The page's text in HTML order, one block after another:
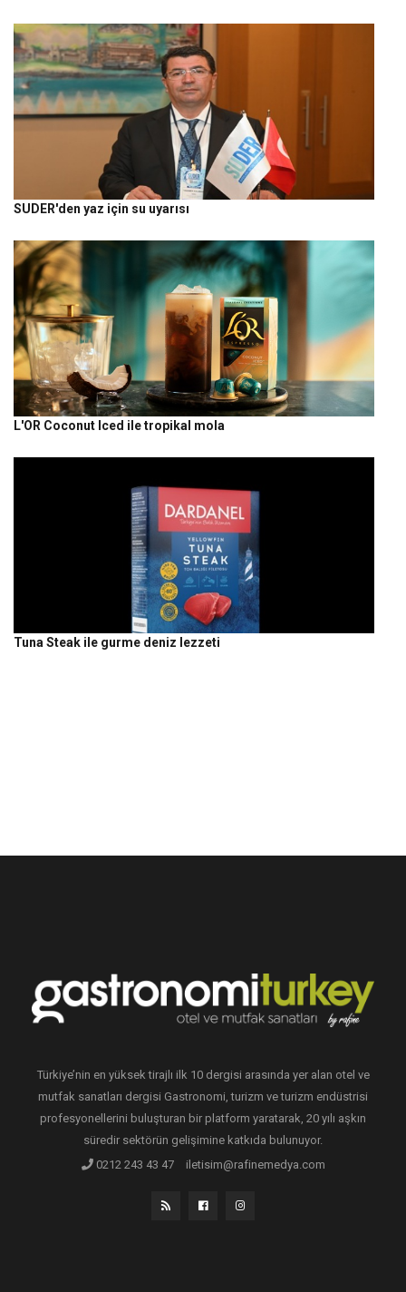
SUDER'den yaz için su uyarısı
L'OR Coconut Iced ile tropikal mola
Tuna Steak ile gurme deniz lezzeti
Türkiye’nin en yüksek tirajlı ilk 10 dergisi arasında yer alan otel ve
mutfak sanatları dergisi Gastronomi, turizm ve turizm endüstrisi
profesyonellerini buluşturan bir platform yaratarak, 20 yılı aşkın
süredir sektörün gelişimine katkıda bulunuyor.
0212 243 43 47
iletisim@rafinemedya.com